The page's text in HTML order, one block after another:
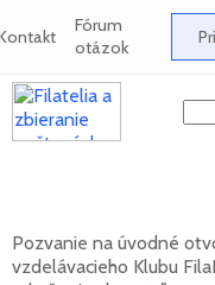
Fórum
otázok
Pozvanie na úvodné
vzdelávacieho Klubu